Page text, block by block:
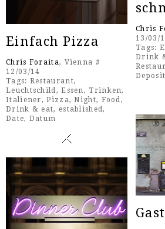
Chris
13/03/
Tags:
Drink
Einfach Pizza
Chris Foraita, Vienna #
12/03/14
Tags: Restaurant,
Leuchtschild,Essen,Trinken,
Italiener,Pizza,Night, Food,
Drink & eat, established,
Date, Datum